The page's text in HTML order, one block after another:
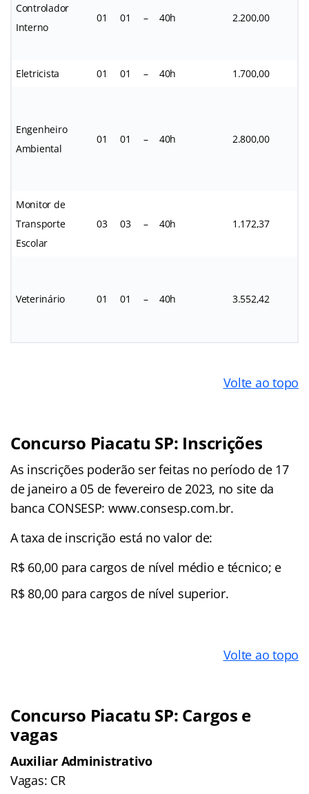
Controlador
Interno
01 01 – 40h 2.200,00
Eletricista 01 01 – 40h 1.700,00
Engenheiro
Ambiental
01 01 – 40h 2.800,00
Monitor de
Transporte
Escolar
03 03 – 40h 1.172,37
Veterinário 01 01 – 40h 3.552,42
Volte ao topo
Concurso Piacatu SP: Inscrições
As inscrições poderão ser feitas no período de 17
de janeiro a 05 de fevereiro de 2023, no site da
banca CONSESP: www.consesp.com.br.
A taxa de inscrição está no valor de:
R$ 60,00 para cargos de nível médio e técnico; e
R$ 80,00 para cargos de nível superior.
Volte ao topo
Concurso Piacatu SP: Cargos e
vagas
Auxiliar Administrativo
Vagas: CR